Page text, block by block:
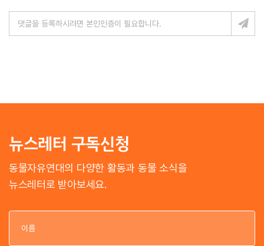
뉴스레터 구독신청
동물자유연대의 다양한 활동과 동물 소식을
뉴스레터로 받아보세요.